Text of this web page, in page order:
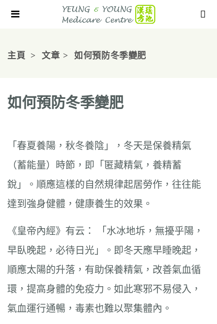
主頁 文章 如何預防冬季變肥
如何預防冬季變肥
「春夏養陽，秋冬養陰」，冬天是保養精氣
（蓄能量）時節，即「匿藏精氣，養精蓄
銳」。順應這樣的自然規律起居勞作，往往能
達到強身健體，健康養生的效果。
《皇帝內經》有云： 「水冰地坼，無擾乎陽，
早臥晚起，必待日光」。即冬天應早睡晚起，
順應太陽的升落，有助保養精氣，改善氣血循
環，提高身體的免疫力。如此寒邪不易侵入，
氣血運行通暢，毒素也難以聚集體內。